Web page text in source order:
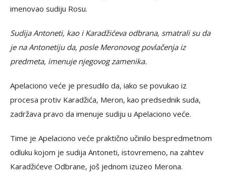
imenovao sudiju Rosu.
Sudija Antoneti, kao i Karadžićeva odbrana, smatrali su da
je na Antonetiju da, posle Meronovog povlačenja iz
predmeta, imenuje njegovog zamenika.
Apelaciono veće je presudilo da, iako se povukao iz
procesa protiv Karadžića, Meron, kao predsednik suda,
zadržava pravo da imenuje sudiju u Apelaciono veće.
Time je Apelaciono veće praktično učinilo bespredmetnom
odluku kojom je sudija Antoneti, istovremeno, na zahtev
Karadžićeve Odbrane, još jednom izuzeo Merona.